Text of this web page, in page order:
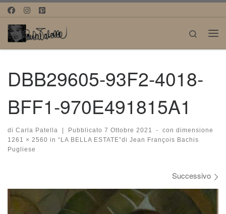
Passa al contenuto
Search
DBB29605-93F2-4018-
BFF1-970E491815A1
di Carla Patella Pubblicato 7 Ottobre 2021 -
con dimensione
1261 × 2560 in “LA BELLA ESTATE”di Jean François Bachis
Pugliese
Successivo